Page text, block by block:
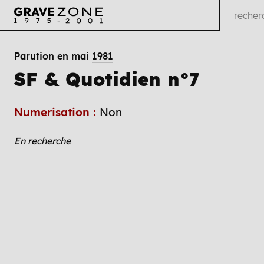
Parution en mai 1981
SF & Quotidien n°7
Numerisation : Non
En recherche